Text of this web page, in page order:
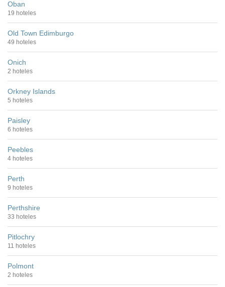
Oban
19 hoteles
Old Town Edimburgo
49 hoteles
Onich
2 hoteles
Orkney Islands
5 hoteles
Paisley
6 hoteles
Peebles
4 hoteles
Perth
9 hoteles
Perthshire
33 hoteles
Pitlochry
11 hoteles
Polmont
2 hoteles